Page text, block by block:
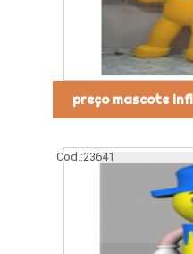
preço mascote
Cod.:23641